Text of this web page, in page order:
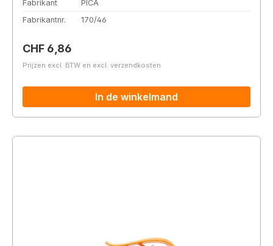
Fabrikant
PICA
Fabrikantnr.
170/46
Normale prijs:
CHF 6,86
Prijzen excl. BTW en excl. verzendkosten
In de winkelmand